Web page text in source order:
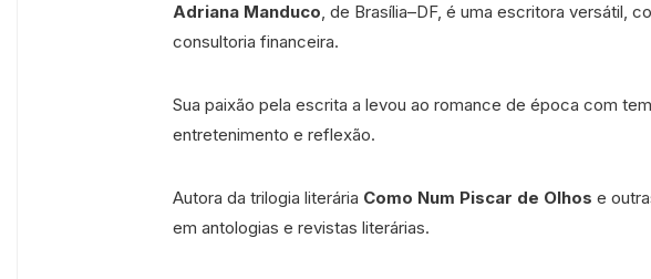
Adriana Manduco, de Brasília–DF, é uma escritora versátil,
consultoria financeira.
Sua paixão pela escrita a levou ao romance de época com
entretenimento e reflexão.
Autora da trilogia literária Como Num Piscar de Olhos e
em antologias e revistas literárias.